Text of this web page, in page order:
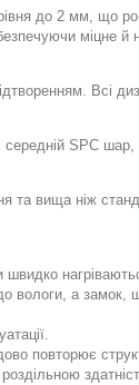
до 2 мм, що
міцне
Всі
SPC
та вища ніж
а замок,
повторює